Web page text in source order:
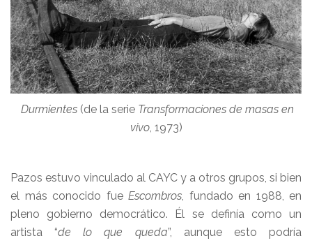
Durmientes (de la serie Transformaciones de masas en
vivo, 1973)
Pazos estuvo vinculado al CAYC y a otros grupos, si bien
el más conocido fue Escombros, fundado en 1988, en
pleno gobierno democrático. Él se definía como un
artista “de lo que queda”, aunque esto podría